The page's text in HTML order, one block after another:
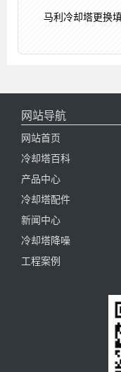
马利冷却塔更换
网站导航
网站首页
冷却塔百科
产品中心
冷却塔配件
新闻中心
冷却塔降噪
工程案例